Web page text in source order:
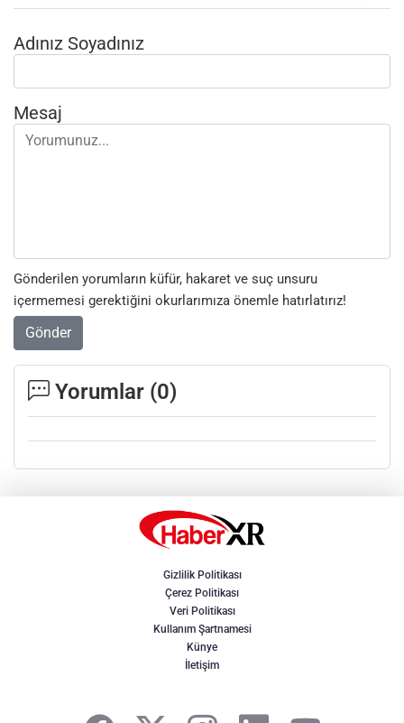
Adınız Soyadınız
Mesaj
Gönderilen yorumların küfür, hakaret ve suç unsuru
içermemesi gerektiğini okurlarımıza önemle hatırlatırız!
Gönder
Yorumlar (0)
Gizlilik Politikası
Çerez Politikası
Veri Politikası
Kullanım Şartnamesi
Künye
İletişim